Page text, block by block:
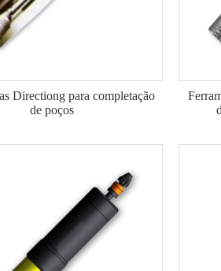
Directiong para completação
de poços